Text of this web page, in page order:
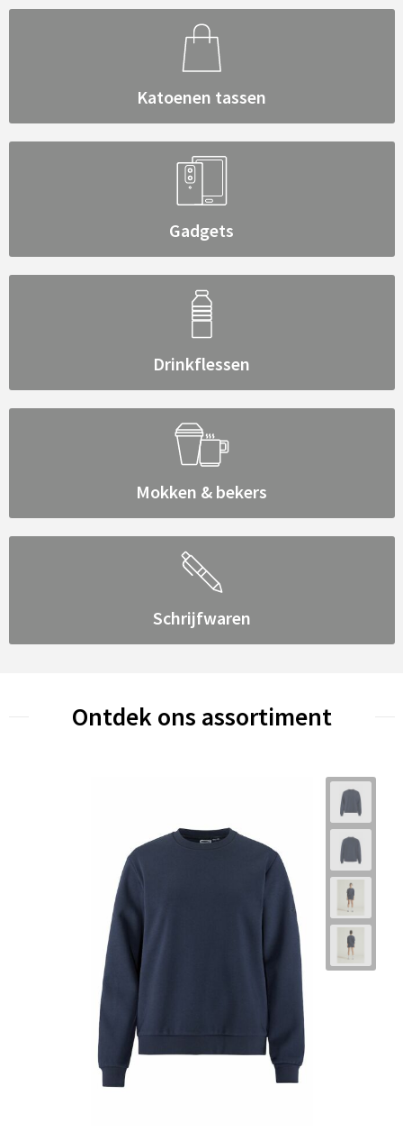
Katoenen tassen
Gadgets
Drinkflessen
Mokken & bekers
Schrijfwaren
Ontdek ons assortiment